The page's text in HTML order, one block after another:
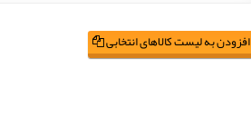
افزودن به لیست کالاهای انتخابی